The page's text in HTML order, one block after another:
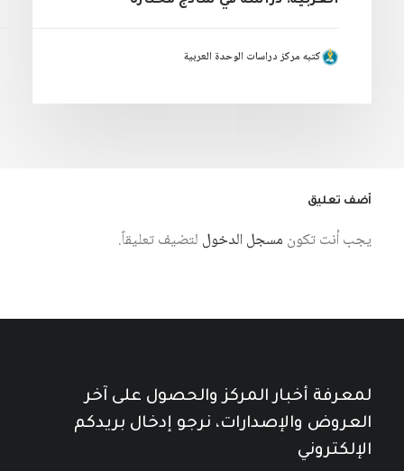
كتبه مركز دراسات الوحدة العربية
أضف تعليق
يجب أنت تكون مسجل الدخول لتضيف تعليقاً.
لمعرفة أخبار المركز والحصول على آخر
العروض والإصدارات، نرجو إدخال بريدكم
الإلكتروني